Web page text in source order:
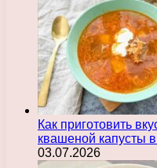
Как приготовить
квашеной капусты
03.07.2026